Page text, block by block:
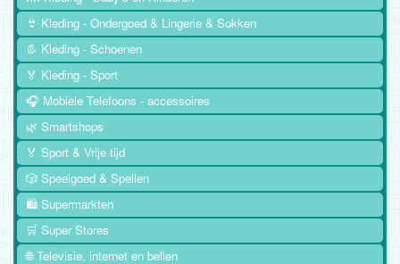
👙 Kleding - Ondergoed & Lingerie & Sokken
👢 Kleding - Schoenen
🏅 Kleding - Sport
🎧 Mobiele Telefoons - accessoires
🌿 Smartshops
🏅 Sport & Vrije tijd
🎲 Speelgoed & Spellen
🛍️ Supermarkten
🛒 Super Stores
🌐 Televisie, internet en bellen